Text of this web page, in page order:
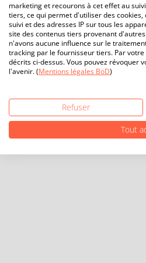
marketing et recourons à cet effet au
tiers, ce qui permet d'utiliser des
suivi et des adresses IP sur tous les
site des contenus tiers provenant
n'avons aucune influence sur le
tracking par le fournisseur tiers. Par
décrits ci-dessus. Vous pouvez révoquer
l'avenir. (Mentions légales BoD)
Refuser
Tout